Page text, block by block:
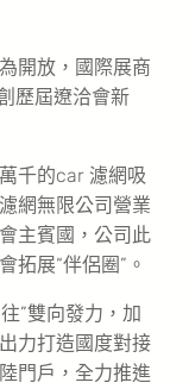
開放，國際展商
歷屆遼洽會新
千的car 濾網吸
網無限公司營業
主賓國，公司此
拓展“伴侶圈”。
”雙向發力，加
力打造國度對接
門戶，全力推進